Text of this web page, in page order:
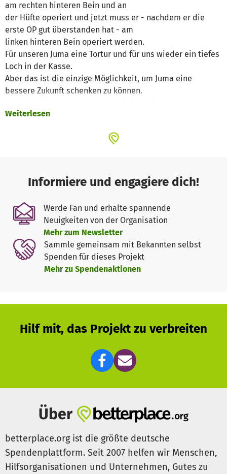
am rechten hinteren Bein und an
der Hüfte operiert und jetzt muss er - nachdem er die
erste OP gut überstanden hat - am
linken hinteren Bein operiert werden.
Für unseren Juma eine Tortur und für uns wieder ein tiefes
Loch in der Kasse.
Aber das ist die einzige Möglichkeit, um Juma eine
bessere Zukunft schenken zu können.
nicht wegschauen, sondern tätig werden und Juma auch
Die erste OP, zusammen mit den Medikamenten hat Euro
Bisher haben wir zusammen vieles gemeistert, Ihr habt
uns nie im Stich gelassen.
Deshalb wenden wir uns heute wieder an Euch und bitten
- im Namen Jumas - um Eure Unterstützung.
Juma zu helfen verändert nicht die Welt, aber die Welt
verändert sich für Juma, wenn wir ihm helfen!
DANKE!
Weiterlesen
Informiere und engagiere dich!
Werde Fan und erhalte spannende
Neuigkeiten von der Organisation
Mehr zum Newsletter
Sammle gemeinsam mit Bekannten selbst
Spenden für dieses Projekt
Mehr zu Spendenaktionen
Hilf mit, das Projekt zu verbreiten
Über
betterplace.org ist die größte deutsche
Spendenplattform. Seit 2007 helfen wir Menschen,
Hilfsorganisationen und Unternehmen, Gutes zu